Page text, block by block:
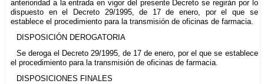
anterioridad a la entrada en vigor del presente Decreto se regirán por lo
dispuesto en el Decreto 29/1995, de 17 de enero, por el que se
establece el procedimiento para la transmisión de oficinas de farmacia.
DISPOSICIÓN DEROGATORIA
Se deroga el Decreto 29/1995, de 17 de enero, por el que se establece
el procedimiento para la transmisión de oficinas de farmacia.
DISPOSICIONES FINALES